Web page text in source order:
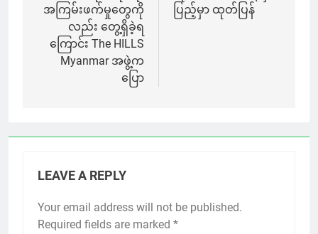
အကြမ်းဖက်မှုတွေကို
လည်း တွေ့ရှိခဲ့ရ
ကြောင်း The HILLS
Myanmar အဖွဲ့က
ပြော
ပြည့်မှာ ထုတ်ပြန်
LEAVE A REPLY
Your email address will not be published.
Required fields are marked *